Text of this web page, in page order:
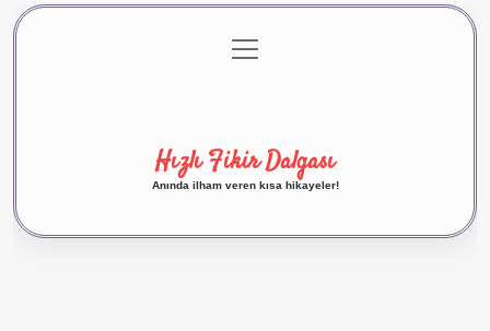
Gizlilik Politikası
menüyü
aç
Hızlı Fikir Dalgası
Anında ilham veren kısa hikayeler!